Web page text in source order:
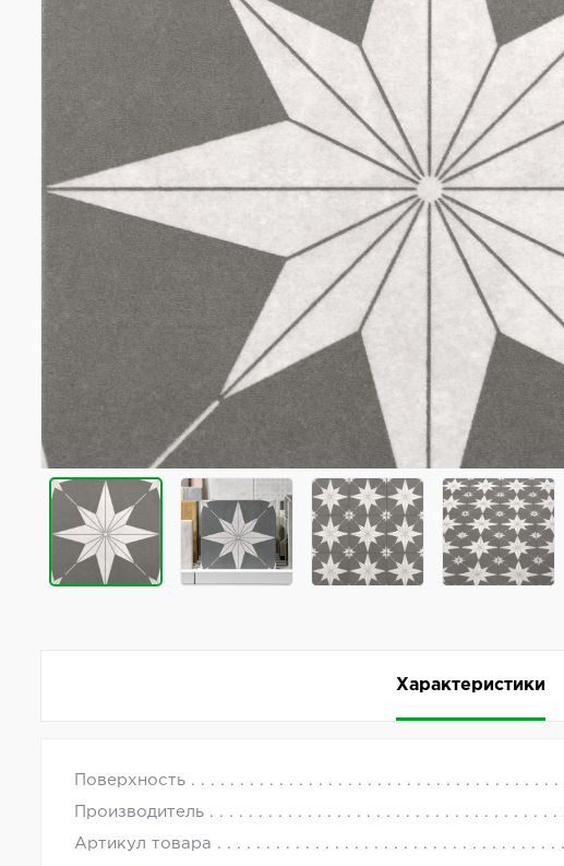
Характеристики
Поверхность
Производитель
Артикул товара
Керамогранит Motto Levels Dimgrey Decor 1022 — это
производства — Индия.
Комментарии